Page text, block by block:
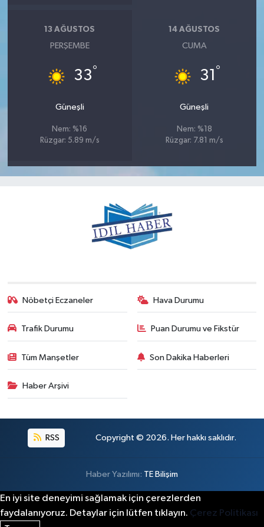
13 AĞUSTOS
PERŞEMBE
33°
Güneşli
Nem: %16
Rüzgar: 5.89 m/s
14 AĞUSTOS
CUMA
31 °
Güneşli
Nem: %18
Rüzgar: 7.81 m/s
Nöbetçi Eczaneler Hava Durumu
Trafik Durumu Puan Durumu ve Fikstür
Tüm Manşetler Son Dakika Haberleri
Haber Arşivi
RSS Copyright © 2026. Her hakkı saklıdır.
Haber Yazılımı: TE Bilişim
En iyi site deneyimi sağlamak için çerezlerden
faydalanıyoruz. Detaylar için lütfen tıklayın. Çerez Politikası